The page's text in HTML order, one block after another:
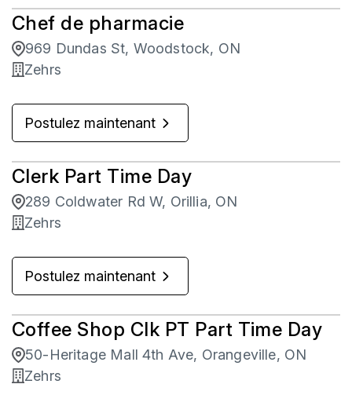
Chef de pharmacie
969 Dundas St, Woodstock, ON
Zehrs
Postulez maintenant
Clerk Part Time Day
289 Coldwater Rd W, Orillia, ON
Zehrs
Postulez maintenant
Coffee Shop Clk PT Part Time Day
50-Heritage Mall 4th Ave, Orangeville, ON
Zehrs